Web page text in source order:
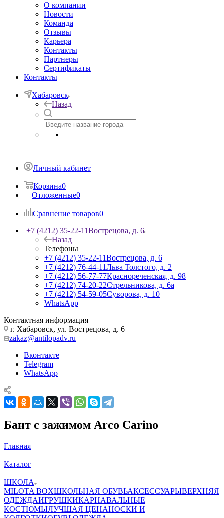
О компании
Новости
Команда
Отзывы
Карьера
Контакты
Партнеры
Сертификаты
Контакты
Хабаровск
Назад
Личный кабинет
Корзина0
Отложенные0
Сравнение товаров0
+7 (4212) 35-22-11Вострецова, д. 6
Назад
Телефоны
+7 (4212) 35-22-11Вострецова, д. 6
+7 (4212) 76-44-11Льва Толстого, д. 2
+7 (4212) 56-77-77Краснореченская, д. 98
+7 (4212) 74-20-22Стрельникова, д. 6а
+7 (4212) 54-59-05Суворова, д. 10
WhatsApp
Контактная информация
г. Хабаровск, ул. Вострецова, д. 6
zakaz@antilopadv.ru
Вконтакте
Telegram
WhatsApp
Бант с зажимом Arco Carino
Главная
—
Каталог
—
ШКОЛА
MILOTA BOXШКОЛЬНАЯ ОБУВЬАКСЕССУАРЫВЕРХНЯЯ
ОДЕЖДАИГРУШКИКАРНАВАЛЬНЫЕ
КОСТЮМЫЛУЧШАЯ ЦЕНАНОСКИ И